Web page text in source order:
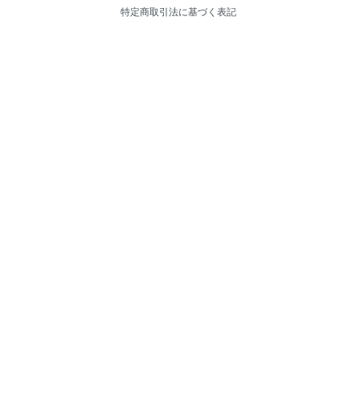
特定商取引法に基づく表記